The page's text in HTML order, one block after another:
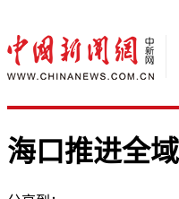
海口推进全